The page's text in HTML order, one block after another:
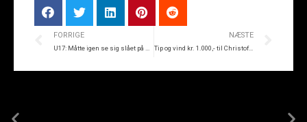
FORRIGE
U17: Måtte igen se sig slået på Sjælland
NÆSTE
Tip og vind kr. 1.000,- til Christoffersen Guld, Sølv & Ure